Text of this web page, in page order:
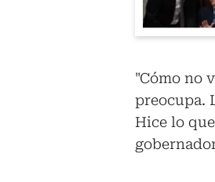
"Cómo no
preocupa.
Hice lo